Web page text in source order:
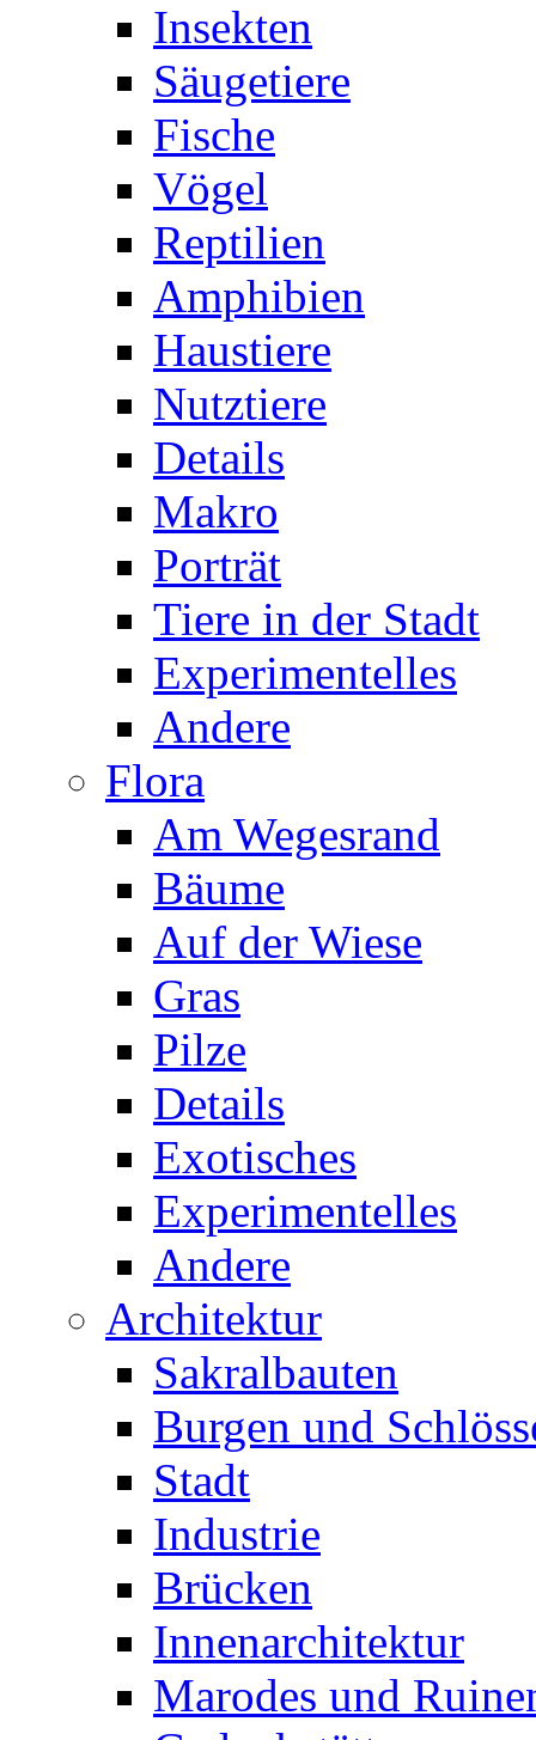
Insekten
Säugetiere
Fische
Vögel
Reptilien
Amphibien
Haustiere
Nutztiere
Details
Makro
Porträt
Tiere in der Stadt
Experimentelles
Andere
Flora
Am Wegesrand
Bäume
Auf der Wiese
Gras
Pilze
Details
Exotisches
Experimentelles
Andere
Architektur
Sakralbauten
Burgen und
Stadt
Industrie
Brücken
Innenarchitektur
Marodes und